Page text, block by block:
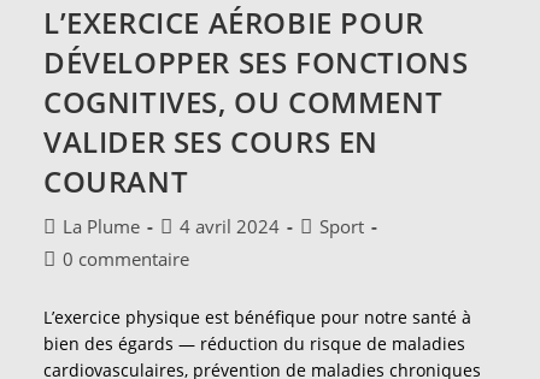
Déferle
Aux
Jeux
De
Paris
L’EXERCICE AÉROBIE POUR
DÉVELOPPER SES FONCTIONS
COGNITIVES, OU COMMENT
VALIDER SES COURS EN
COURANT
Auteur/autrice
de
La Plume
Publication
publiée :
4 avril 2024
PostSport
Commentaires
la
publication :
0 commentaire
L’exercice physique est bénéfique pour notre santé à
bien des égards ― réduction du risque de maladies
cardiovasculaires, prévention de maladies chroniques